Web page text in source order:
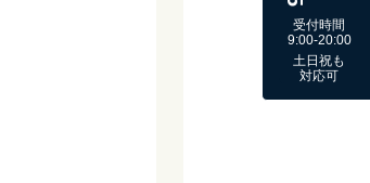
受付時間
9:00-20:00
土日祝も
対応可